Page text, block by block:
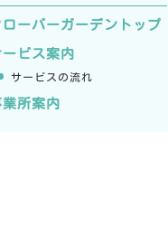
ローバーガーデントップ
ービス案内
サービスの流れ
業所案内